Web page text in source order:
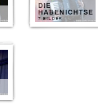
DIE
HABENICHTSE
7 BILDER